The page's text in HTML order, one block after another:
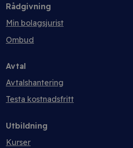
Rådgivning
Min bolagsjurist
Ombud
Avtal
Avtalshantering
Testa kostnadsfritt
Utbildning
Kurser